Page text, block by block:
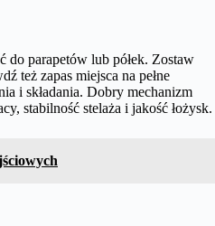
do parapetów lub półek. Zostaw
też zapas miejsca na pełne
i składania. Dobry mechanizm
stabilność stelaża i jakość łożysk.